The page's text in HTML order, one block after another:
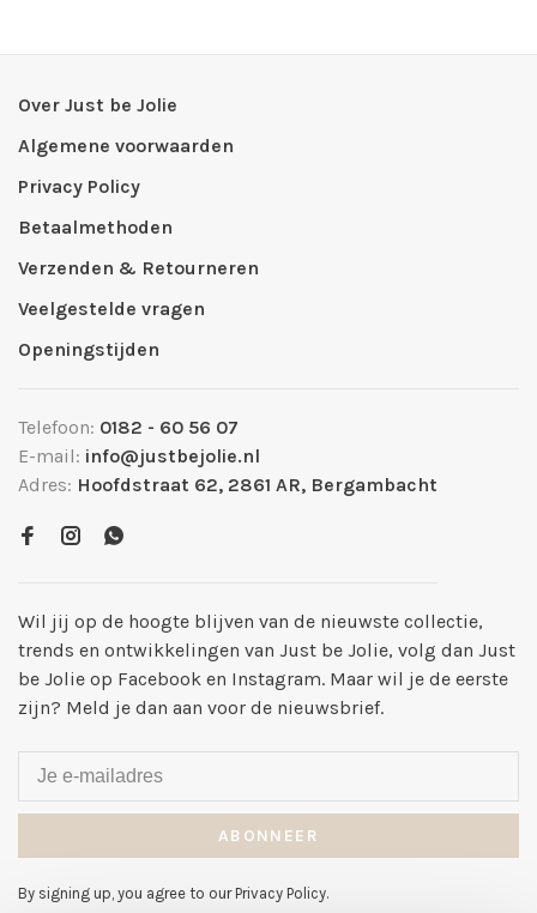
Over Just be Jolie
Algemene voorwaarden
Privacy Policy
Betaalmethoden
Verzenden & Retourneren
Veelgestelde vragen
Openingstijden
Telefoon: 0182 - 60 56 07
E-mail: info@justbejolie.nl
Adres: Hoofdstraat 62, 2861 AR, Bergambacht
Wil jij op de hoogte blijven van de nieuwste collectie,
trends en ontwikkelingen van Just be Jolie, volg dan Just
be Jolie op Facebook en Instagram. Maar wil je de eerste
zijn? Meld je dan aan voor de nieuwsbrief.
ABONNEER
By signing up, you agree to our Privacy Policy.